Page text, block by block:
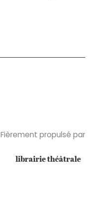
Fièrement propulsé par
librairie théâtrale